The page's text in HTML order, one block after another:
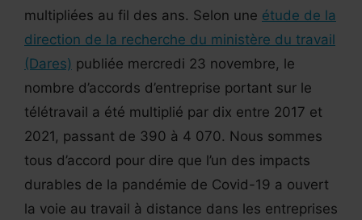
multipliées au fil des ans. Selon une étude de la
direction de la recherche du ministère du travail
(Dares) publiée mercredi 23 novembre, le
nombre d’accords d’entreprise portant sur le
télétravail a été multiplié par dix entre 2017 et
2021, passant de 390 à 4 070. Nous sommes
tous d’accord pour dire que l’un des impacts
durables de la pandémie de Covid-19 a ouvert
la voie au travail à distance dans les entreprises